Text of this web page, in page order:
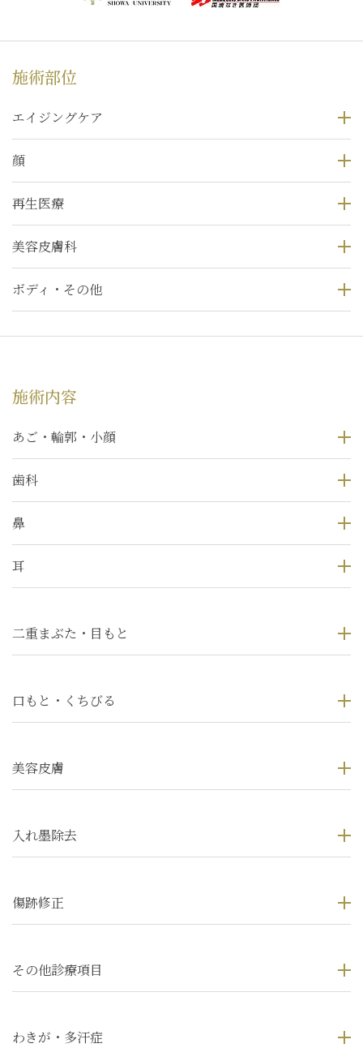
施術部位
エイジングケア
顔
再生医療
美容皮膚科
ボディ・その他
施術内容
あご・輪郭・小顔
歯科
鼻
耳
二重まぶた・目もと
口もと・くちびる
美容皮膚
入れ墨除去
傷跡修正
その他診療項目
わきが・多汗症